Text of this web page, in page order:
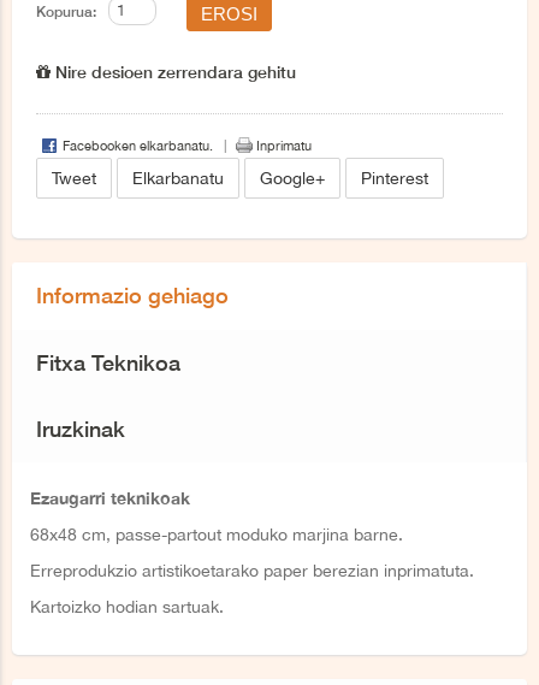
Kopurua:
Nire desioen zerrendara gehitu
Facebooken elkarbanatu. Inprimatu
Tweet Elkarbanatu Google+ Pinterest
Informazio gehiago
Fitxa Teknikoa
Iruzkinak
Ezaugarri teknikoak
68x48 cm, passe-partout moduko marjina barne.
Erreprodukzio artistikoetarako paper berezian inprimatuta.
Kartoizko hodian sartuak.